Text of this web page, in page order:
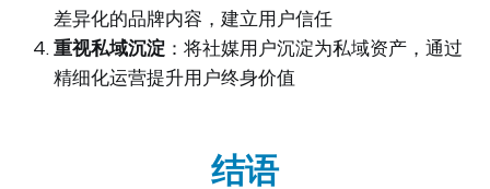
差异化的品牌内容，建立用户信任
重视私域沉淀：将社媒用户沉淀为私域资产，通过
精细化运营提升用户终身价值
结语